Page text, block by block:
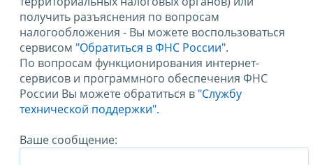
получить разъяснения по вопросам
налогообложения - Вы можете воспользоваться
сервисом "Обратиться в ФНС России".
По вопросам функционирования интернет-
сервисов и программного обеспечения ФНС
России Вы можете обратиться в "Службу
технической поддержки".
Ваше сообщение: